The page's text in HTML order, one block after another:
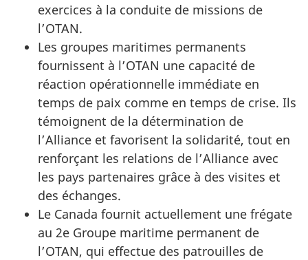
exercices à la conduite de missions de
l’OTAN.
Les groupes maritimes permanents
fournissent à l’OTAN une capacité de
réaction opérationnelle immédiate en
temps de paix comme en temps de crise. Ils
témoignent de la détermination de
l’Alliance et favorisent la solidarité, tout en
renforçant les relations de l’Alliance avec
les pays partenaires grâce à des visites et
des échanges.
Le Canada fournit actuellement une frégate
au 2e Groupe maritime permanent de
l’OTAN, qui effectue des patrouilles de